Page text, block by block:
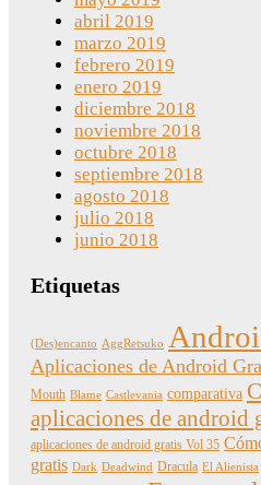
abril 2019
marzo 2019
febrero 2019
enero 2019
diciembre 2018
noviembre 2018
octubre 2018
septiembre 2018
agosto 2018
julio 2018
junio 2018
Etiquetas
(Des)encanto AggRetsuko
Aplicaciones de Android
Mouth Blame Castlevania comparativa
aplicaciones de android
aplicaciones de android gratis Vol 35
gratis Dark Deadwind Dracula El Alienista